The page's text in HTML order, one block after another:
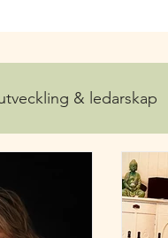
& ledarskap
Hälsa och Välmående